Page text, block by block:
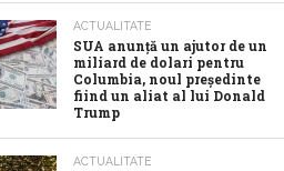
ACTUALITATE
SUA anunţă un ajutor de un
miliard de dolari pentru
Columbia, noul preşedinte
fiind un aliat al lui Donald
Trump
ACTUALITATE